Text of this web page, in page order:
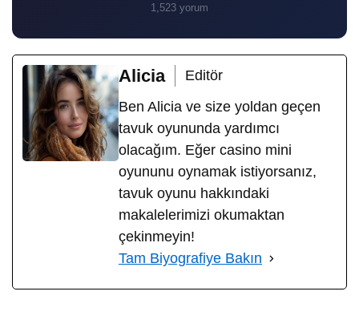
1,523 yorum
Alicia
Editör
Ben Alicia ve size yoldan geçen
tavuk oyununda yardımcı
olacağım. Eğer casino mini
oyununu oynamak istiyorsanız,
tavuk oyunu hakkındaki
makalelerimizi okumaktan
çekinmeyin!
Tam Biyografiye Bakın